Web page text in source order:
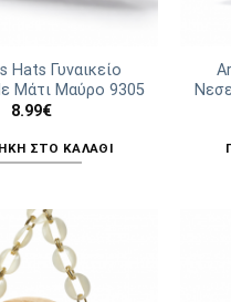
Hats Γυναικείο
Μάτι Μαύρο 9305
8.99€
ΣΤΟ ΚΑΛΆΘΙ